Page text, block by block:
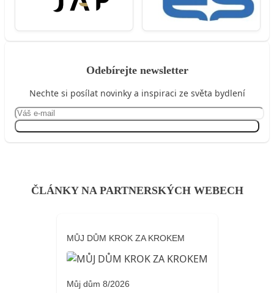
Odebírejte newsletter
Nechte si posílat novinky a inspiraci ze světa bydlení
ČLÁNKY NA PARTNERSKÝCH WEBECH
MŮJ DŮM KROK ZA KROKEM
Můj dům 8/2026